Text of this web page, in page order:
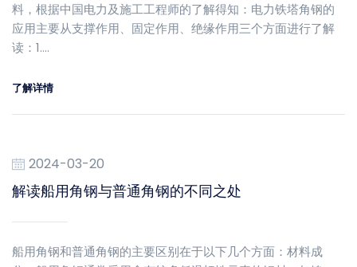
料，根据中国电力及施工工程师的了解得知：电力铁塔角钢的
应用主要从支撑作用、固定作用、绝缘作用三个方面进行了解
读：1.…
了解详情
2024-03-20
解读船用角钢与普通角钢的不同之处
船用角钢和普通角钢的主要区别在于以下几个方面：材料成